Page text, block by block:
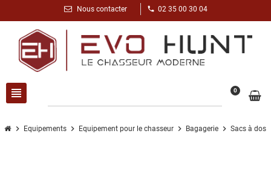
Nous contacter phone 02 35 00 30 04
view_headline 0
chevron_right Equipements chevron_right Equipement pour le chasseur chevron_right Bagagerie chevron_right Sacs à dos